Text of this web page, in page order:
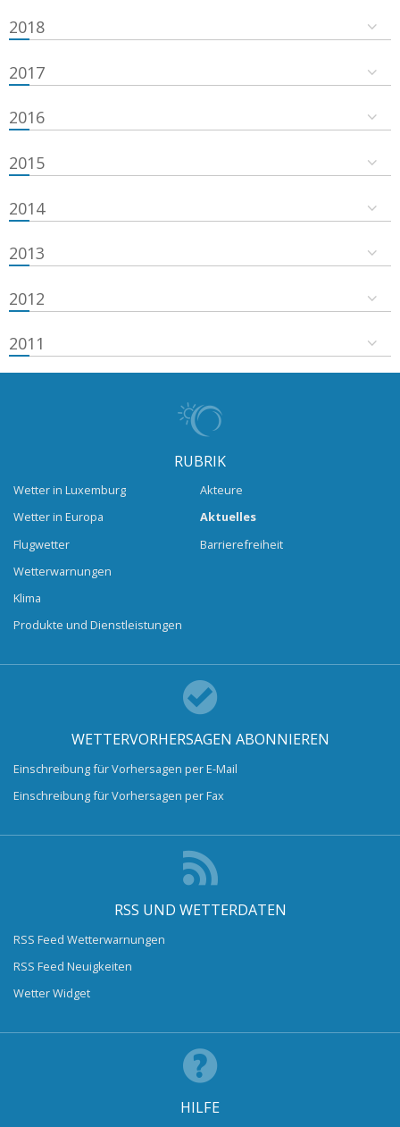
2018
2017
2016
2015
2014
2013
2012
2011
RUBRIK
Wetter in Luxemburg
Wetter in Europa
Flugwetter
Wetterwarnungen
Klima
Produkte und Dienstleistungen
Akteure
Aktuelles
Barrierefreiheit
WETTERVORHERSAGEN ABONNIEREN
Einschreibung für Vorhersagen per E-Mail
Einschreibung für Vorhersagen per Fax
RSS UND WETTERDATEN
RSS Feed Wetterwarnungen
RSS Feed Neuigkeiten
Wetter Widget
HILFE